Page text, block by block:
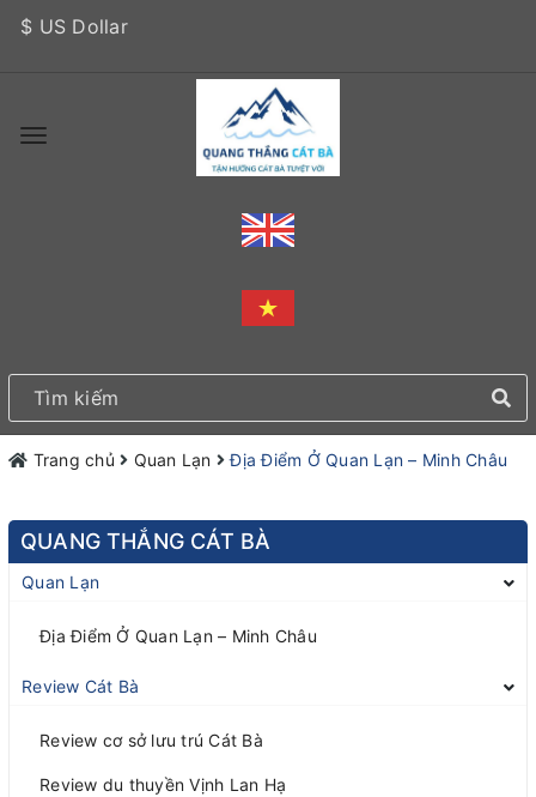
$ US Dollar
Trang chủ Quan Lạn Địa Điểm Ở Quan Lạn – Minh Châu
QUANG THẮNG CÁT BÀ
Quan Lạn
Địa Điểm Ở Quan Lạn – Minh Châu
Review Cát Bà
Review cơ sở lưu trú Cát Bà
Review du thuyền Vịnh Lan Hạ